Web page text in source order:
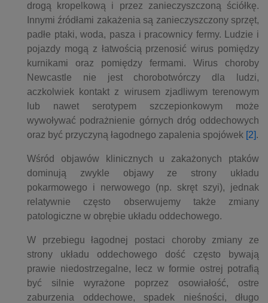
drogą kropelkową i przez zanieczyszczoną ściółkę.
Innymi źródłami zakażenia są zanieczyszczony sprzęt,
padłe ptaki, woda, pasza i pracownicy fermy. Ludzie i
pojazdy mogą z łatwością przenosić wirus pomiędzy
kurnikami oraz pomiędzy fermami. Wirus choroby
Newcastle nie jest chorobotwórczy dla ludzi,
aczkolwiek kontakt z wirusem zjadliwym terenowym
lub nawet serotypem szczepionkowym może
wywoływać podrażnienie górnych dróg oddechowych
oraz być przyczyną łagodnego zapalenia spojówek [2].
Wśród objawów klinicznych u zakażonych ptaków
dominują zwykle objawy ze strony układu
pokarmowego i nerwowego (np. skręt szyi), jednak
relatywnie często obserwujemy także zmiany
patologiczne w obrębie układu oddechowego.
W przebiegu łagodnej postaci choroby zmiany ze
strony układu oddechowego dość często bywają
prawie niedostrzegalne, lecz w formie ostrej potrafią
być silnie wyrażone poprzez osowiałość, ostre
zaburzenia oddechowe, spadek nieśności, długo